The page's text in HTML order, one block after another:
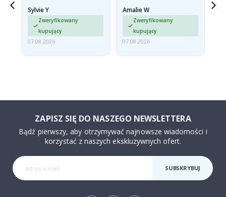
enveloppe rigide car ils
sont arrivés roulés et un…
Sylvie Y
Zweryfikowany
kupujący
07.08.2026
Amalie W
Zweryfikowany
kupujący
07.08.2026
ZAPISZ SIĘ DO NASZEGO NEWSLETTERA
Bądź pierwszy, aby otrzymywać najnowsze wiadomości i
korzystać z naszych ekskluzywnych ofert.
SUBSKRYBUJ